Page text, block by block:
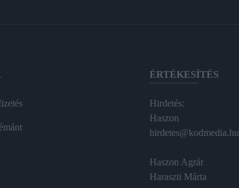
ÉRTÉKESÍTÉS
Hirdetés:
Haszon
hirdetes@kodmedia.hu
Haszon Agrár
Haraszti Márta